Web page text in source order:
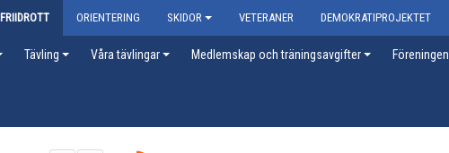
FRIIDROTT ORIENTERING SKIDOR VETERANER DEMOKRATIPROJEKTET
Tävling Våra tävlingar Medlemskap och träningsavgifter Föreningen